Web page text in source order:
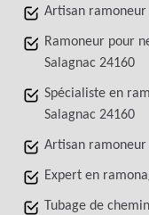
Artisan ramoneur
Ramoneur pour
Salagnac 24160
Spécialiste en
Salagnac 24160
Artisan ramoneur
Expert en
Tubage de